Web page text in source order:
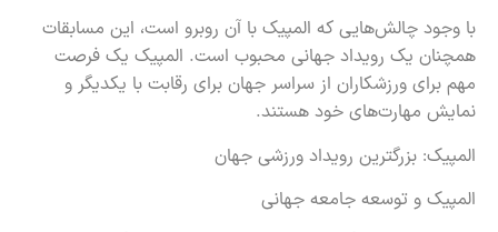
با وجود چالش‌هایی که المپیک با آن روبرو است، این مسابقات
همچنان یک رویداد جهانی محبوب است. المپیک یک فرصت
مهم برای ورزشکاران از سراسر جهان برای رقابت با یکدیگر و
نمایش مهارت‌های خود هستند.
المپیک: بزرگترین رویداد ورزشی جهان
المپیک و توسعه جامعه جهانی